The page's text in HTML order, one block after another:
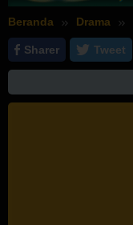
Beranda Drama
Sharer Tweet